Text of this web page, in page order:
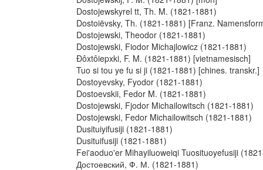
Dostojewskyrel tt, Th. M. (1821-1881)
Dostoiëvsky, Th. (1821-1881) [Franz.
Dostojewski, Theodor (1821-1881)
Dostojewski, Fiodor Michajlowicz (1821-1881)
Đôxtôiepxki, F. M. (1821-1881) [vietnamesisch]
Tuo si tou ye fu si ji (1821-1881) [chines. transkr.]
Dostoyevsky, Fyodor (1821-1881)
Dostoevskii, Fedor M. (1821-1881)
Dostojewski, Fjodor Michailowitsch (1821-1881)
Dostojewski, Fedor Michailowitsch (1821-1881)
Dusituiyifusiji (1821-1881)
Dusituifusiji (1821-1881)
Fei'aoduo'er Mihayiluoweiqi Tuosituoyefusiji
Достоевский, Ф. М. (1821-1881)